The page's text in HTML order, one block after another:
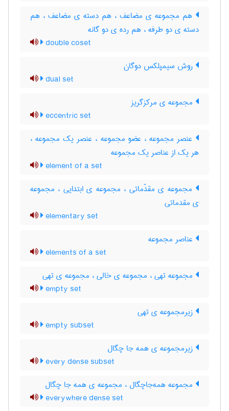
هم مجموعه ی مضاعف ، هم دسته ی مضاعف ، هم
دسته ی دو طرفه ، هم رده ی دو گانه
double coset
روش سیمپلکس دوگان
dual set
مجموعه ی مرکزگریز
eccentric set
عنصر مجموعه ، عضو مجموعه ، عنصر یک مجموعه ،
هر یک از عناصر یک مجموعه
element of a set
مجموعه ی مقدّماتی ، مجموعه ی ابتدایی ، مجموعه
ی مقدماتی
elementary set
عناصر مجموعه
elements of a set
مجموعه تهی ، مجموعه ی خالی ، مجموعه ی تهی
empty set
زیرمجموعه ی تهی
empty subset
زیرمجموعه ی همه جا چگال
every dense subset
مجموعه همه‌جاچگال ، مجموعه ی همه جا چگال
everywhere dense set